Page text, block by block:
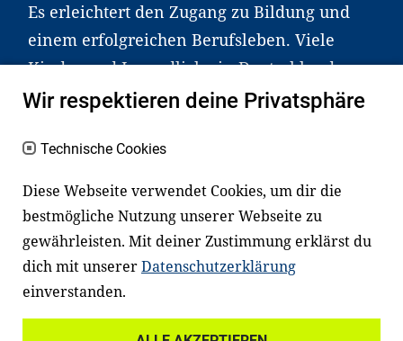
Es erleichtert den Zugang zu Bildung und
einem erfolgreichen Berufsleben. Viele
Kinder und Jugendliche in Deutschland
haben aber große Schwierigkeiten dabei.
an Familien sowie an Erzieher*innen,
Lehrer*innen und andere
Fachexpert*innen. Dafür arbeiten wir eng
mit Ministerien, wissenschaftlichen
Einrichtungen, Verbänden, Unternehmen
und anderen Stiftungen zusammen.
Wir respektieren deine Privatsphäre
Technische Cookies
Diese Webseite verwendet Cookies, um dir die
bestmögliche Nutzung unserer Webseite zu
gewährleisten. Mit deiner Zustimmung erklärst du
dich mit unsererDatenschutzerklärung
einverstanden.